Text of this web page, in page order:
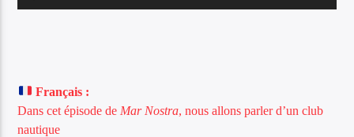
Français :
Dans cet épisode de Mar Nostra, nous allons parler d’un club
nautique